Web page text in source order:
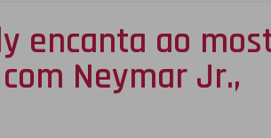
encanta ao
Neymar Jr.,